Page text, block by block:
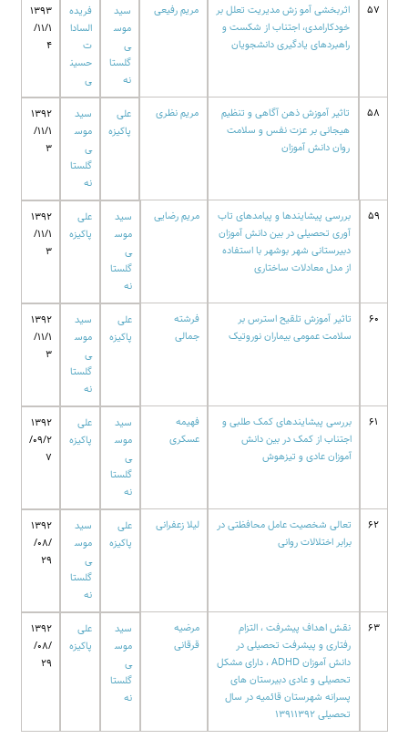
57
اثربخشی آمو زش مدیریت تعلل بر
خودکارامدی، اجتناب از شکست و
راهبردهای یادگیری دانشجویان
مریم رفیعی
سید
موس
ی
گلستا
نه
فریده
السادا
ت
حسین
ی
1393
/11/1
4
58
تاثیر آموزش ذهن آگاهی و تنظیم
هیجانی بر عزت نفس و سلامت
روان دانش آموزان
مریم نظری
علی
پاکیزه
سید
موس
ی
گلستا
نه
1392
/11/1
3
59
بررسی پیشایندها و پیامدهای تاب
آوری تحصیلی در بین دانش آموزان
دبیرستانی شهر بوشهر با استفاده
از مدل معادلات ساختاری
مریم رضایی
سید
موس
ی
گلستا
نه
علی
پاکیزه
1392
/11/1
3
60
تاثیر آموزش تلقیح استرس بر
سلامت عمومی بیماران نوروتیک
فرشته
جمالی
علی
پاکیزه
سید
موس
ی
گلستا
نه
1392
/11/1
3
61
بررسی پیشایندهای کمک طلبی و
اجتناب از کمک در بین دانش
آموزان عادی و تیزهوش
فهیمه
عسکری
سید
موس
ی
گلستا
نه
علی
پاکیزه
1392
/09/2
7
62
تعالی شخصیت عامل محافظتی در
برابر اختلالات روانی
لیلا زعفرانی
علی
پاکیزه
سید
موس
ی
گلستا
نه
1392
/08/
29
63
نقش اهداف پیشرفت ، التزام
رفتاری و پیشرفت تحصیلی در
دانش آموزان ADHD ، دارای مشکل
تحصیلی و عادی دبیرستان های
پسرانه شهرستان قائمیه در سال
تحصیلی 13911392
مرضیه
قرقانی
سید
موس
ی
گلستا
نه
علی
پاکیزه
1392
/08/
29